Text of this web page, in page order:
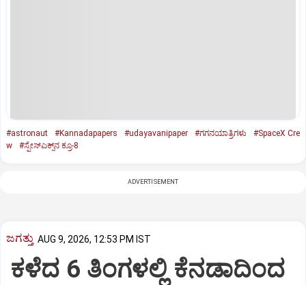
#astronaut #Kannadapapers #udayavanipaper #ಗಗನಯಾತ್ರಿಗಳು
#SpaceX Cre
w
#ಸ್ಪೇಸ್‌ಎಕ್ಸ್‌ನ ಕ್ರೂ-8
ADVERTISEMENT
ಜಗತ್ತು AUG 9, 2026, 12:53 PM IST
ಕಳೆದ 6 ತಿಂಗಳಲ್ಲಿ ಕೆನಡಾದಿಂದ